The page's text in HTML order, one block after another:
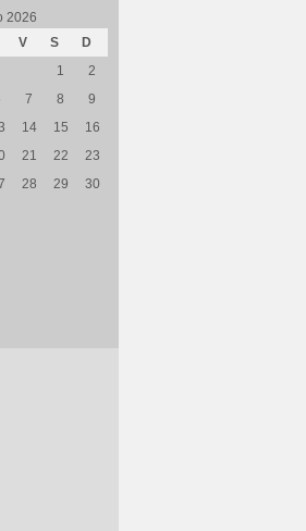
2026
V S
D
1
2
7 8
9
14 15
16
21 22
23
28 29
30